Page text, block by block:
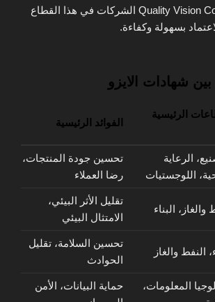
تساعد Quality Vision Consultancy الشركات في هذا القطاع
بسهولة وكفاءة.
شهادات الايزو
الرئيسية
الفوائد الرئيسية
الرعاية
اللوجستيات
تحسين جودة المنتجات،
رضا العملاء
والغاز، البناء
تقليل الأثر البيئي،
الامتثال البيئي
النفط والغاز
تحسين السلامة، تقليل
الحوادث
المعلومات،
حماية البيانات، الأمن